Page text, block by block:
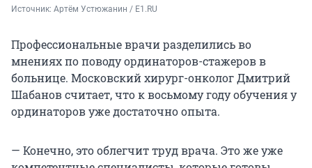
Источник: Артём Устюжанин / E1.RU
Профессиональные врачи разделились во
мнениях по поводу ординаторов-стажеров в
больнице. Московский хирург-онколог Дмитрий
Шабанов считает, что к восьмому году обучения у
ординаторов уже достаточно опыта.
— Конечно, это облегчит труд врача. Это же уже